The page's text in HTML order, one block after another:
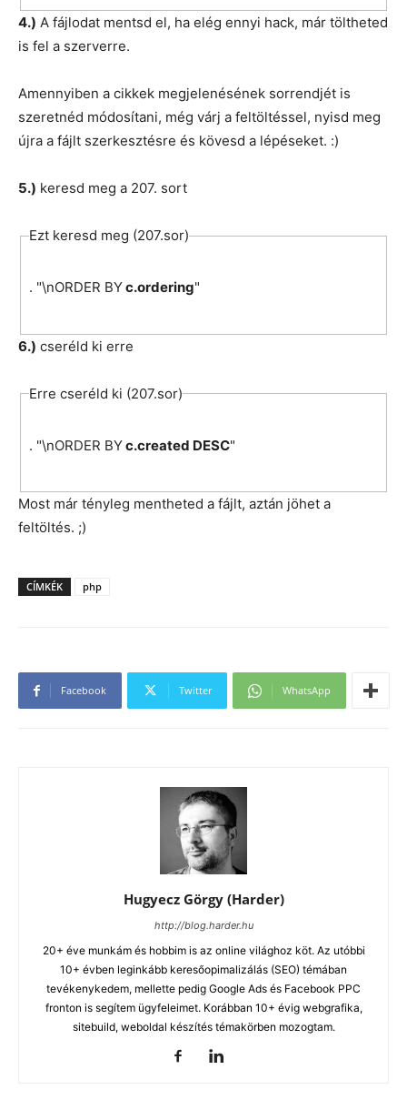
4.) A fájlodat mentsd el, ha elég ennyi hack, már töltheted
is fel a szerverre.
Amennyiben a cikkek megjelenésének sorrendjét is
szeretnéd módosítani, még várj a feltöltéssel, nyisd meg
újra a fájlt szerkesztésre és kövesd a lépéseket. :)
5.) keresd meg a 207. sort
Ezt keresd meg (207.sor)
. "\nORDER BYc.ordering"
6.) cseréld ki erre
Erre cseréld ki (207.sor)
. "\nORDER BYc.created DESC"
Most már tényleg mentheted a fájlt, aztán jöhet a
feltöltés. ;)
CÍMKÉK php
Facebook Twitter WhatsApp
Hugyecz Görgy (Harder)
http://blog.harder.hu
20+ éve munkám és hobbim is az online világhoz köt. Az utóbbi
10+ évben leginkább keresőopimalizálás (SEO) témában
tevékenykedem, mellette pedig Google Ads és Facebook PPC
fronton is segítem ügyfeleimet. Korábban 10+ évig webgrafika,
sitebuild, weboldal készítés témakörben mozogtam.